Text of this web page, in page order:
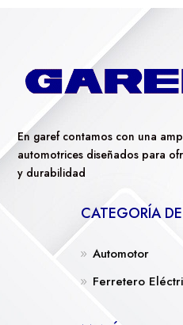
En garef contamos con una
automotrices diseñados para
y durabilidad
CATEGORÍA
Automotor
Ferretero